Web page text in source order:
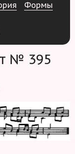
рия Формы
№ 395